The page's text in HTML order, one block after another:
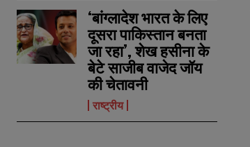
‘बांग्लादेश भारत के लिए
दूसरा पाकिस्तान बनता
जा रहा’, शेख हसीना के
बेटे साजीब वाजेद जॉय
की चेतावनी
राष्ट्रीय